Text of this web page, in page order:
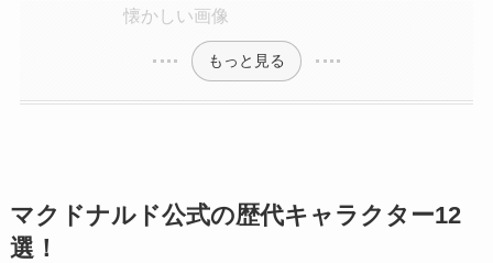
懐かしい画像
もっと見る
マクドナルド公式の歴代キャラクター12
選！